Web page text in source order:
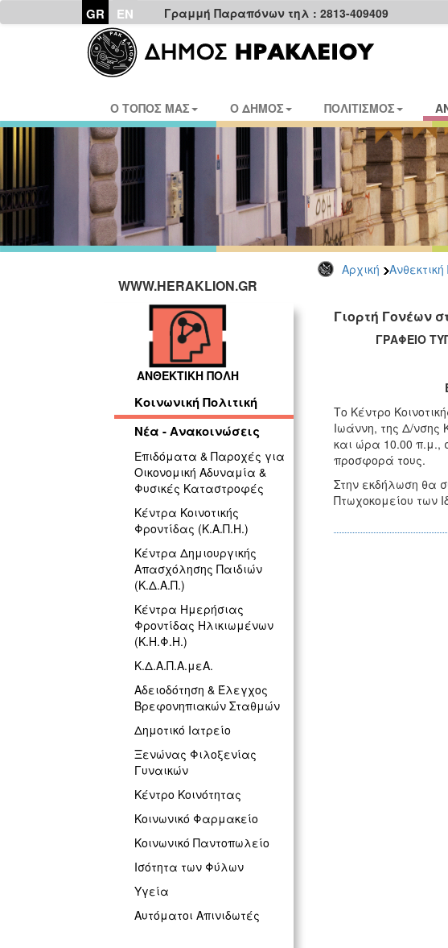
GR EN Γραμμή Παραπόνων τηλ : 2813-409409
Ο ΤΟΠΟΣ ΜΑΣ Ο ΔΗΜΟΣ ΠΟΛΙΤΙΣΜΟΣ
Αρχική
WWW.HERAKLION.GR
ΑΝΘΕΚΤΙΚΗ ΠΟΛΗ
Κοινωνική Πολιτική
Νέα - Ανακοινώσεις
Επιδόματα & Παροχές για
Οικονομική Αδυναμία &
Φυσικές Καταστροφές
Κέντρα Κοινοτικής
Φροντίδας (Κ.Α.Π.Η.)
Κέντρα Δημιουργικής
Απασχόλησης Παιδιών
(Κ.Δ.Α.Π.)
Κέντρα Ημερήσιας
Φροντίδας Ηλικιωμένων
(Κ.Η.Φ.Η.)
Κ.Δ.Α.Π.Α.μεΑ.
Αδειοδότηση & Έλεγχος
Βρεφονηπιακών Σταθμών
Δημοτικό Ιατρείο
Ξενώνας Φιλοξενίας
Γυναικών
Κέντρο Κοινότητας
Κοινωνικό Φαρμακείο
Κοινωνικό Παντοπωλείο
Ισότητα των Φύλων
Υγεία
Αυτόματοι Απινιδωτές
Γιορτή Γονέων
ΓΡΑΦΕΙΟ
Το Κέντρο
Ιωάννη, της Δ/νσης
και ώρα 10.00 π.μ.,
προσφορά τους.
Στην εκδήλωση θα
Πτωχοκομείου των